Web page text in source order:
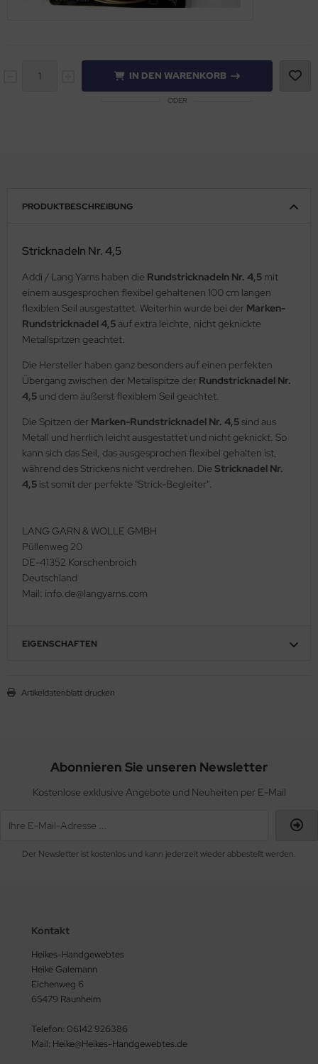
IN DEN WARENKORB
ODER
PRODUKTBESCHREIBUNG
Stricknadeln Nr. 4,5
Addi / Lang Yarns haben die Rundstricknadeln Nr. 4,5 mit
einem ausgesprochen flexibel gehaltenen 100 cm langen
flexiblen Seil ausgestattet. Weiterhin wurde bei der Marken-
Rundstricknadel 4,5 auf extra leichte, nicht geknickte
Metallspitzen geachtet.
Die Hersteller haben ganz besonders auf einen perfekten
Übergang zwischen der Metallspitze der Rundstricknadel Nr.
4,5 und dem äußerst flexiblem Seil geachtet.
Die Spitzen der Marken-Rundstricknadel Nr. 4,5sind aus
Metall und herrlich leicht ausgestattet und nicht geknickt. So
kann sich das Seil, das ausgesprochen flexibel gehalten ist,
während des Strickens nicht verdrehen. Die Stricknadel Nr.
4,5 ist somit der perfekte "Strick-Begleiter".
LANG GARN & WOLLE GMBH
Püllenweg 20
DE-41352 Korschenbroich
Deutschland
Mail: info.de@langyarns.com
EIGENSCHAFTEN
Artikeldatenblatt drucken
Abonnieren Sie unseren Newsletter
Kostenlose exklusive Angebote und Neuheiten per E-Mail
Der Newsletter ist kostenlos und kann jederzeit wieder abbestellt werden.
Kontakt
Heikes-Handgewebtes
Heike Galemann
Eichenweg 6
65479 Raunheim
Telefon: 06142 926386
Mail: Heike@Heikes-Handgewebtes.de